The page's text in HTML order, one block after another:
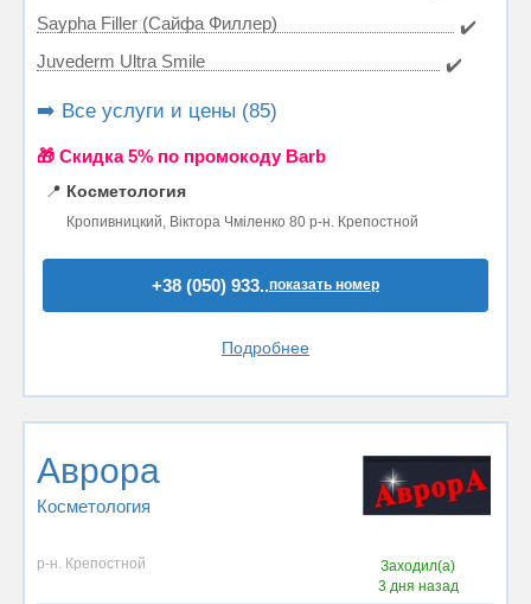
Saypha Filler (Сайфа Филлер)
✔️
Juvederm Ultra Smile
✔️
➡️ Все услуги и цены (85)
🎁 Cкидка 5% по промокоду Barb
📍 Косметология
Кропивницкий, Віктора Чміленко 80 р-н. Крепостной
+38 (050) 933..показать номер
Подробнее
Аврора
Косметология
р-н. Крепостной
Заходил(а)
3 дня назад